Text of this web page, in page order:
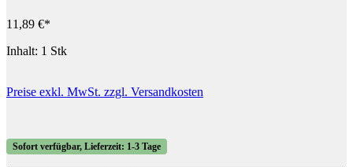
11,89 €*
Inhalt: 1 Stk
Preise exkl. MwSt. zzgl. Versandkosten
Sofort verfügbar, Lieferzeit: 1-3 Tage